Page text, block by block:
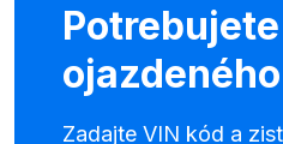
Zadajte VIN kód a